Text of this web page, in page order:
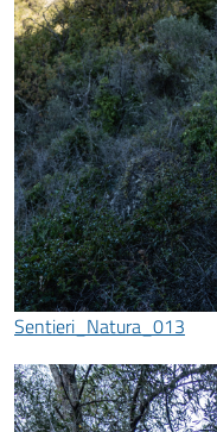
Sentieri_Natura_013